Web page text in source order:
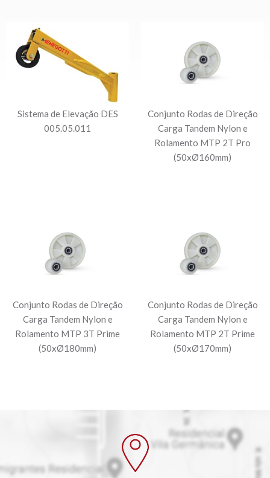
Sistema de Elevação DES
005.05.011
Conjunto Rodas de Direção
Carga Tandem Nylon e
Rolamento MTP 2T Pro
(50xØ160mm)
Conjunto Rodas de Direção
Carga Tandem Nylon e
Rolamento MTP 3T Prime
(50xØ180mm)
Conjunto Rodas de Direção
Carga Tandem Nylon e
Rolamento MTP 2T Prime
(50xØ170mm)